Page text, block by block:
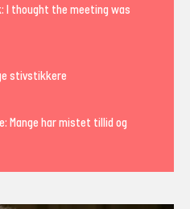
I thought the meeting was
stivstikkere
Mange har mistet tillid og